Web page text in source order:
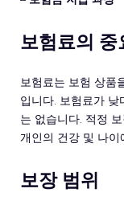
보험료의 중
보험료는 보험 상품
입니다. 보험료가
는 없습니다. 적정
개인의 건강 및 나이
보장 범위